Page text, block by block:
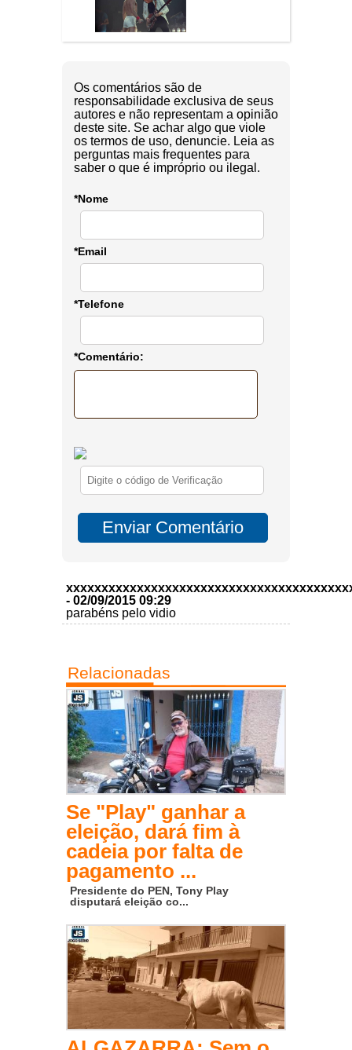
Os comentários são de
responsabilidade exclusiva de seus
autores e não representam a opinião
deste site. Se achar algo que viole
os termos de uso, denuncie. Leia as
perguntas mais frequentes para
saber o que é impróprio ou ilegal.
*Nome
*Email
*Telefone
*Comentário:
- 02/09/2015 09:29
parabéns pelo vidio
Relacionadas
Se "Play" ganhar a
eleição, dará fim à
cadeia por falta de
pagamento ...
Presidente do PEN, Tony Play
disputará eleição co...